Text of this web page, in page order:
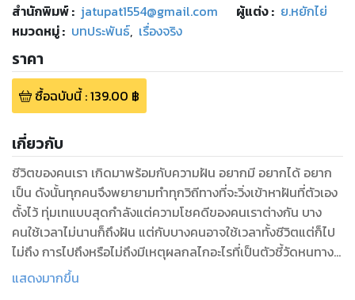
สำนักพิมพ์: jatupat1554@gmail.com ผู้แต่ง : ย.หยักไย่
หมวดหมู่: บทประพันธ์, เรื่องจริง
ราคา
ซื้อฉบับนี้:139.00 ฿
เกี่ยวกับ
ชีวิตของคนเรา เกิดมาพร้อมกับความฝัน อยากมี อยากได้ อยาก
เป็น ดังนั้นทุกคนจึงพยายามทำทุกวิถีทางที่จะวิ่งเข้าหาฝันที่ตัวเอง
ตั้งไว้ ทุ่มเทแบบสุดกำลังแต่ความโชคดีของคนเราต่างกัน บาง
คนใช้เวลาไม่นานก็ถึงฝัน แต่กับบางคนอาจใช้เวลาทั้งชีวิตแต่ก็ไป
ไม่ถึง การไปถึงหรือไม่ถึงมีเหตุผลกลไกอะไรที่เป็นตัวชี้วัดหนทางสู่
ความสำเร็จ เงิน ทอง บ้าน รถ ที่ดิน ชื่อเสียงเกียรติยศ อำนาจ
แสดงมากขึ้น